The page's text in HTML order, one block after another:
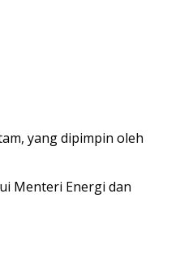
yang dipimpin oleh
Menteri Energi dan